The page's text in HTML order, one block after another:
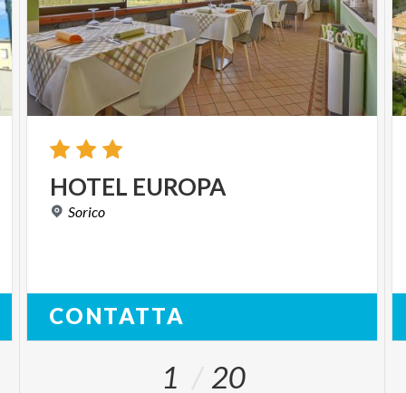
HOTEL EUROPA
Sorico
CONTATTA
1 20